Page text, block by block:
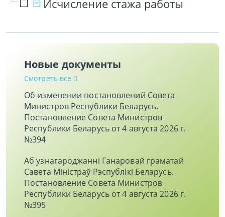
Исчисление стажа работы
Новые документы
Смотреть все
Об изменении постановлений Совета
Министров Республики Беларусь.
Постановление Совета Министров
Республики Беларусь от 4 августа 2026 г.
№394
Аб узнагароджаннi Ганаровай граматай
Савета Мiнiстраў Рэспублiкi Беларусь.
Постановление Совета Министров
Республики Беларусь от 4 августа 2026 г.
№395